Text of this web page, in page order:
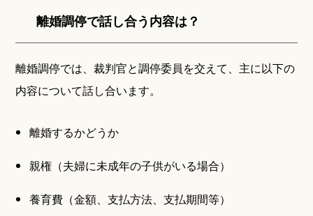
離婚調停で話し合う内容は？
離婚調停では、裁判官と調停委員を交えて、主に以下の
内容について話し合います。
離婚するかどうか
親権（夫婦に未成年の子供がいる場合）
養育費（金額、支払方法、支払期間等）